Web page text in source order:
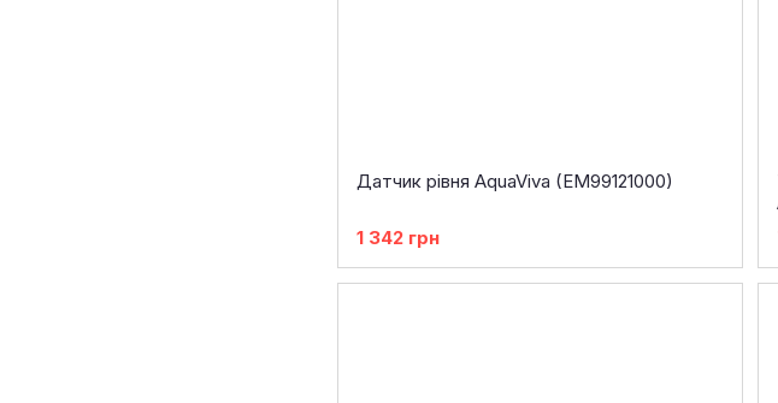
Датчик рівня AquaViva (EM99121000)
1 342 грн